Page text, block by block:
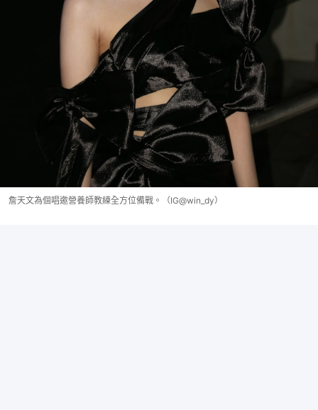
詹天文為個唱邀營養師教練全方位備戰。（IG@win_dy）